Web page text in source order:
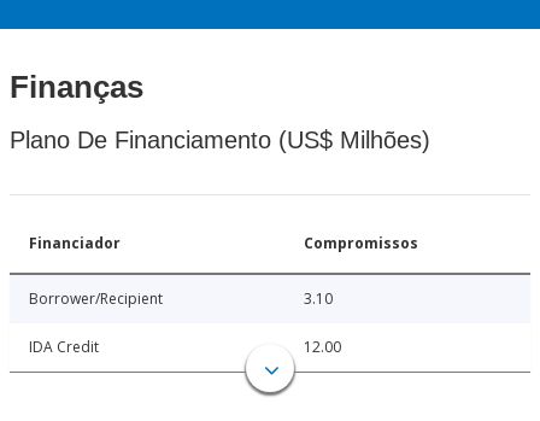
Finanças
Plano De Financiamento (US$ Milhões)
Financiador Compromissos
Borrower/Recipient 3.10
IDA Credit 12.00